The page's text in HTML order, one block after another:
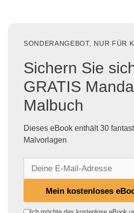
SONDERANGEBOT, NUR FÜR
Sichern Sie
GRATIS
Malbuch
Dieses eBook enthält 30
Malvorlagen
e
Mein kostenloses